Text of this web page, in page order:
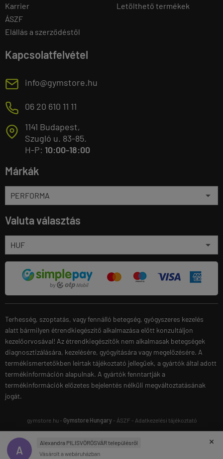
Karrier
ÁSZF
Elállás a szerződéstől
Letölthető termékek
Kapcsolatfelvétel
E info@gymstore.hu
M 06 20 610 11 11
T
1141 Budapest,
Szugló u. 83-85.
H-P: 10:00-18:00
Márkák
Valuta választás
Terhesség, szoptatás, vagy fennálló betegség, gyógyszeres kezelés
alatt bármilyen étrendkiegészítő alkalmazása előtt konzultáljon
kezelőorvosával! Az étrendkiegészítők nem alkalmasak betegségek
diagnosztizálására, kezelésére, gyógyítására vagy megelőzésére. A
termékismertetőkben leírtak tájékoztató jellegűek, a gyártók által adott
termékinformáción alapulnak. A gyártók fenntartják a
termékinformációk előzetes bejelentés nélküli megváltoztatásának
jogát.
gymstore.hu - Gymstore Hungary- ÁSZF- Adatkezelési tájékoztató
×
A
Alexandra PILISVÖRÖSVÁR településről
Vásárolt a webáruházban